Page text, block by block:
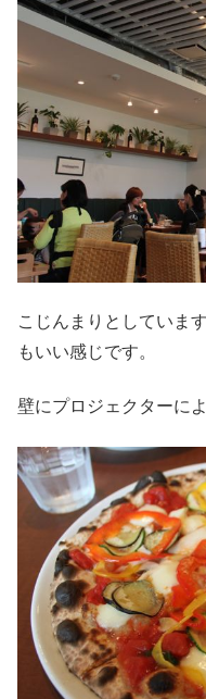
こじんまりとしていま
もいい感じです。
壁にプロジェクターに